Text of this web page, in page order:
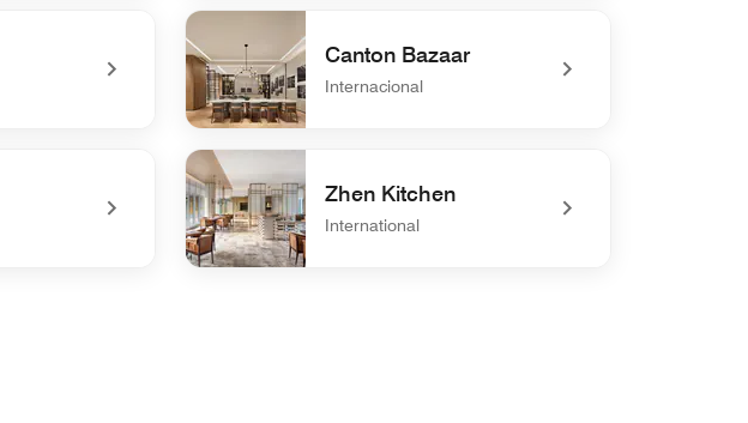
undefined The Foshan Kitchen Western Restaurant
Canton Bazaar
Internacional
undefined Canton Bazaar
Zhen Kitchen
International